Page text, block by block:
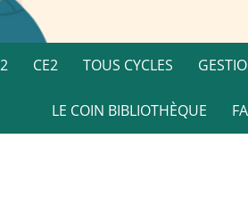
CE2 TOUS CYCLES
LE COIN BIBLIOTHÈQUE